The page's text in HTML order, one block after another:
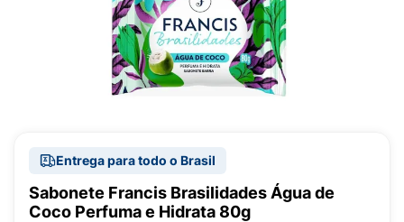
Entrega para todo o Brasil
Sabonete Francis Brasilidades Água de
Coco Perfuma e Hidrata 80g